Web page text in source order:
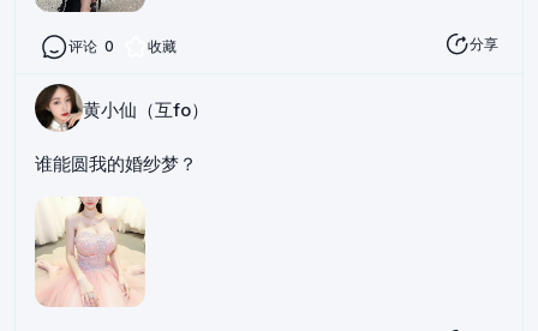
评论 0 收藏 分享
黄小仙（互fo）
谁能圆我的婚纱梦？